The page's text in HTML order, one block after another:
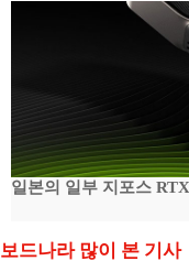
일본의 일부 지포스
보드나라 많이 본 기사